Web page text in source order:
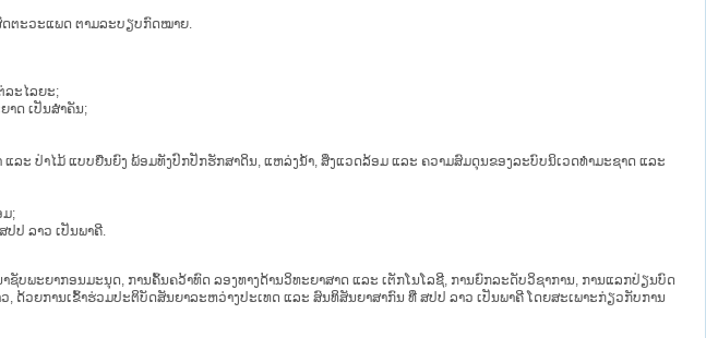
ດຕະວະແພດ ຕາມລະບຽບກົດໝາຍ.
ລະໄລຍະ;
າດ ເປັນສຳຄັນ;
ປ່າໄມ້ ແບບຍືນຍົງ ພ້ອມທັງປົກປັກຮັກສາດິນ, ແຫລ່ງນ້ຳ, ສິ່ງແວດລ້ອມ ແລະ ຄວາມສົມດຸນຂອງລະບົບນິເວດທຳມະຊາດ ແລະ
ມ;
ປ ລາວ ເປັນພາຄີ.
ພະຍາກອນມະນຸດ, ການຄົ້ນຄວ້າທົດ ລອງທາງດ້ານວິທະຍາສາດ ແລະ ເຕັກໂນໂລຊີ, ການຍົກລະດັບວິຊາການ, ການແລກປ່ຽນບົດ
ວຍການເຂົ້າຮ່ວມປະຕິບັດສັນຍາລະຫວ່າງປະເທດ ແລະ ສົນທິສັນຍາສາກົນ ທີ່ ສປປ ລາວ ເປັນພາຄີ ໂດຍສະເພາະກ່ຽວກັບການ